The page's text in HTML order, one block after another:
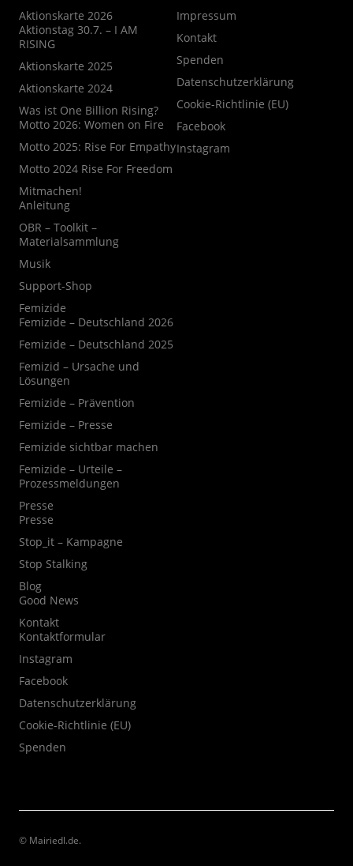
Aktionskarte 2026
Aktionstag 30.7. – I AM
RISING
Aktionskarte 2025
Aktionskarte 2024
Was ist One Billion Rising?
Motto 2026: Women on Fire
Motto 2025: Rise For Empathy
Motto 2024 Rise For Freedom
Mitmachen!
Anleitung
OBR – Toolkit –
Materialsammlung
Musik
Support-Shop
Femizide
Femizide – Deutschland 2026
Femizide – Deutschland 2025
Femizid – Ursache und
Lösungen
Femizide – Prävention
Femizide – Presse
Femizide sichtbar machen
Femizide – Urteile –
Prozessmeldungen
Presse
Presse
Stop_it – Kampagne
Stop Stalking
Blog
Good News
Kontakt
Kontaktformular
Instagram
Facebook
Datenschutzerklärung
Cookie-Richtlinie (EU)
Spenden
Impressum
Kontakt
Spenden
Datenschutzerklärung
Cookie-Richtlinie (EU)
Facebook
Instagram
© Mairiedl.de